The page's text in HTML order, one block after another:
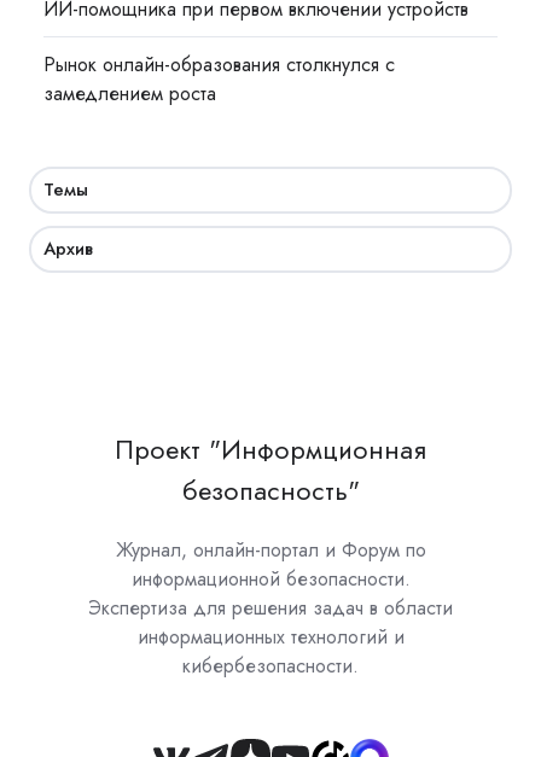
ИИ-помощника при первом включении устройств
Рынок онлайн-образования столкнулся с
замедлением роста
Темы
Архив
Проект "Информционная
безопасность"
Журнал, онлайн-портал и Форум по
информационной безопасности.
Экспертиза для решения задач в области
информационных технологий и
кибербезопасности.